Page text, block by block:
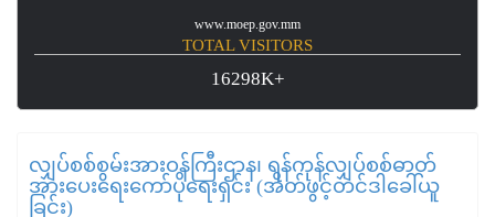
www.moep.gov.mm
TOTAL VISITORS
16298K+
လျှပ်စစ်စွမ်းအားဝန်ကြီးဌာန၊ ရန်ကုန်လျှပ်စစ်ဓာတ်
အားပေးရေးကော်ပိုရေးရှင်း (အိတ်ဖွင့်တင်ဒါခေါ်ယူ
ခြင်း)